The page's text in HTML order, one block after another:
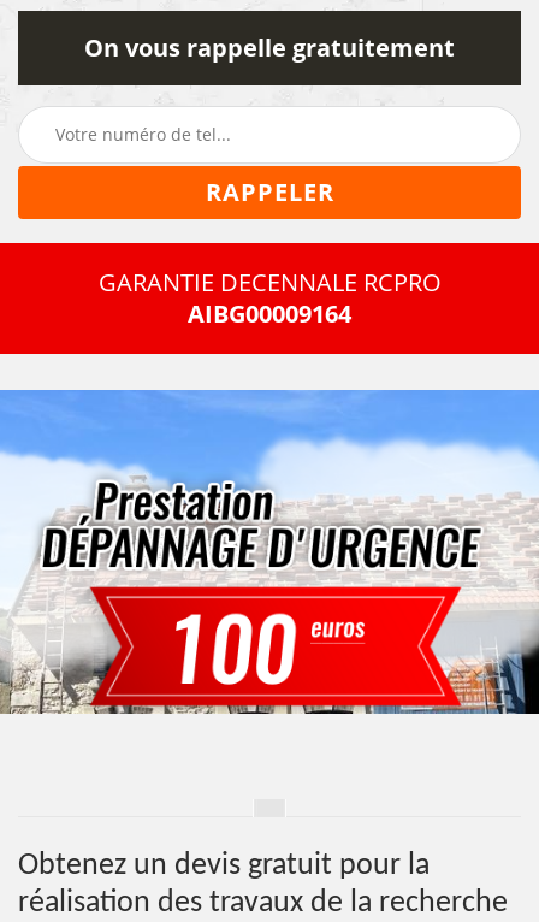
On vous rappelle gratuitement
GARANTIE DECENNALE RCPRO
AIBG00009164
Obtenez un devis gratuit pour la
réalisation des travaux de la recherche